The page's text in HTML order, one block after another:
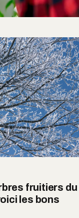
fruitiers du
les bons